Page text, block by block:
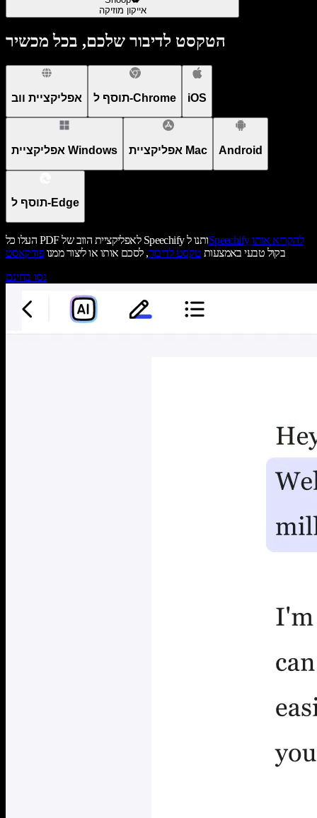
אייקון מוזיקה
הטקסט לדיבור שלכם, בכל מכשיר
אפליקציית ווב תוסף ל-Chrome iOS
אפליקציית Windows אפליקציית Mac Android
תוסף ל-Edge
העלו כל PDF לאפליקציית הווב של Speechify ותנו לSpeechify להקריא אותו
בקול טבעי באמצעות טקסט לדיבור, לסכם אותו או ליצור ממנופודקאסט
נסו בחינם